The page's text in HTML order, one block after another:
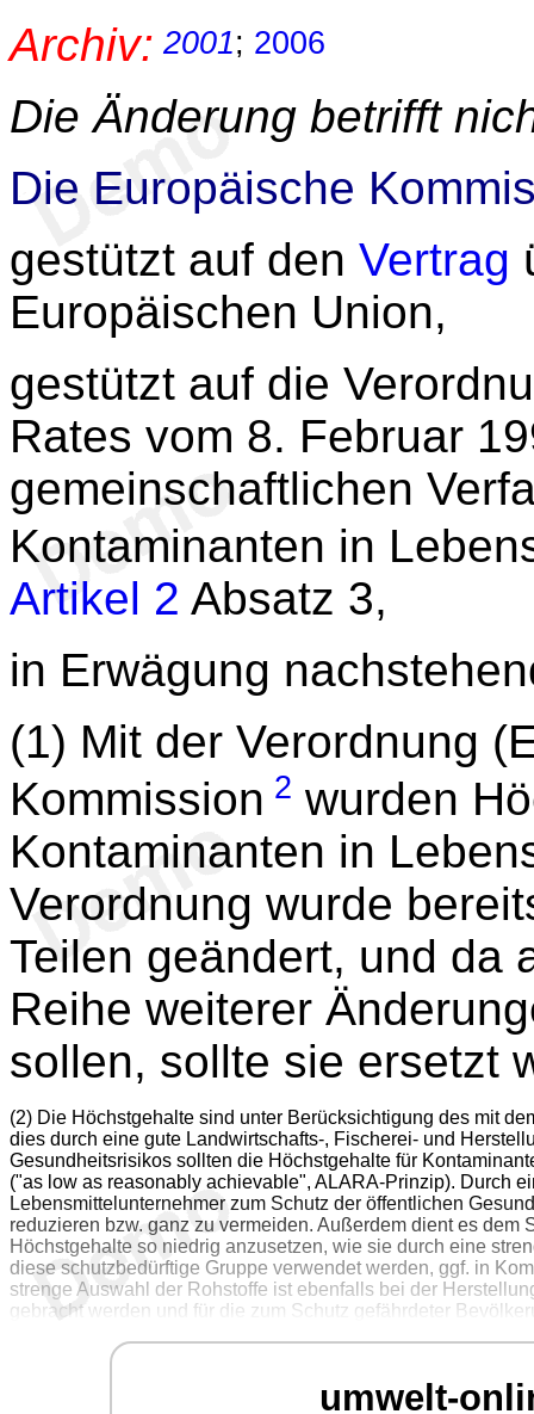
Archiv: 2001; 2006
Die Änderung betrifft
Die Europäische
gestützt auf den Vertrag
Europäischen Union,
gestützt auf die
Rates vom 8. Februar
gemeinschaftlichen
Kontaminanten in
Artikel 2 Absatz 3,
in Erwägung
(1) Mit der Verordnung
Kommission 2 wurden
Kontaminanten in
Verordnung wurde
Teilen geändert, und da
Reihe weiterer
sollen, sollte sie ersetzt
(2) Die Höchstgehalte sind unter Berücksichtigung des mit
dies durch eine gute Landwirtschafts-, Fischerei- und
Gesundheitsrisikos sollten die Höchstgehalte für
("as low as reasonably achievable", ALARA-Prinzip). Durch
Lebensmittelunternehmer zum Schutz der öffentlichen
reduzieren bzw. ganz zu vermeiden. Außerdem dient es
Höchstgehalte so niedrig anzusetzen, wie sie durch eine
diese schutzbedürftige Gruppe verwendet werden, ggf. in
strenge Auswahl der Rohstoffe ist ebenfalls bei der
gebracht werden und für die zum Schutz gefährdeter
umwelt-